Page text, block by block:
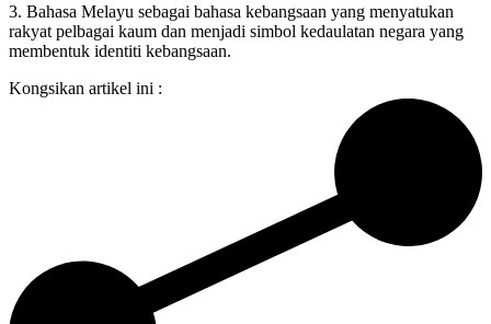
3. Bahasa Melayu sebagai bahasa kebangsaan yang menyatukan
rakyat pelbagai kaum dan menjadi simbol kedaulatan negara yang
membentuk identiti kebangsaan.
Kongsikan artikel ini :